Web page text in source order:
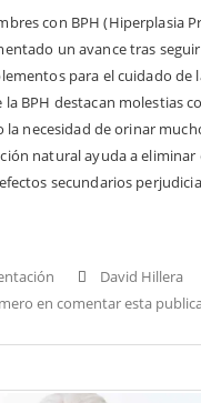
con BPH (Hiperplasia
un avance tras
para el cuidado de
la BPH destacan molestias
la necesidad de orinar
natural ayuda a eliminar
secundarios
David Hillera
en comentar esta